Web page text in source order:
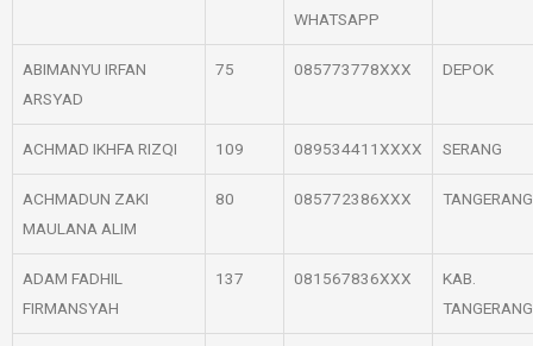
WHATSAPP
ABIMANYU IRFAN
ARSYAD
75 085773778XXX DEPOK
ACHMAD IKHFA RIZQI 109 089534411XXXX SERANG
ACHMADUN ZAKI
MAULANA ALIM
80 085772386XXX TANGERANG
ADAM FADHIL
FIRMANSYAH
137 081567836XXX
KAB.
TANGERANG